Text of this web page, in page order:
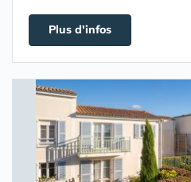
Plus d'infos